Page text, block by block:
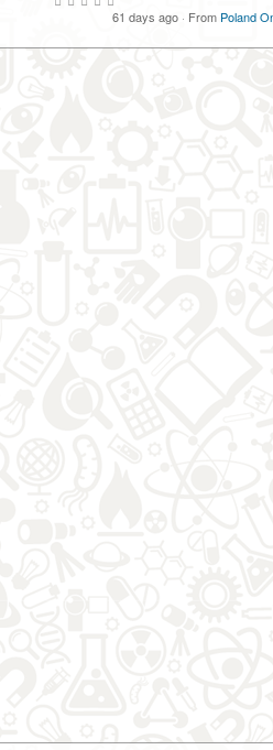
61 days ago · From Poland